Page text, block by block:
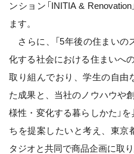
ンション「INITIA &
ます。
さらに、「5年後の住まいの
化する社会における住まいへ
取り組んでおり、学生の自由
た成果と、当社のノウハウや
様性・変化する暮らしかた」
ちを提案したいと考え、東京
タジオと共同で商品企画に取り